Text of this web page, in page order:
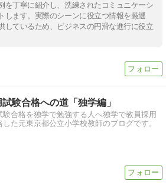
を丁寧に紹介し、洗練されたコミュニケーシ
します。実際のシーンに役立つ情報を厳選
しているため、ビジネスの円滑な進行に役立
験合格への道「独学編」
験合格を独学で勉強する人へ独学で教員採用
た元東京都公立小学校教師のブログです。